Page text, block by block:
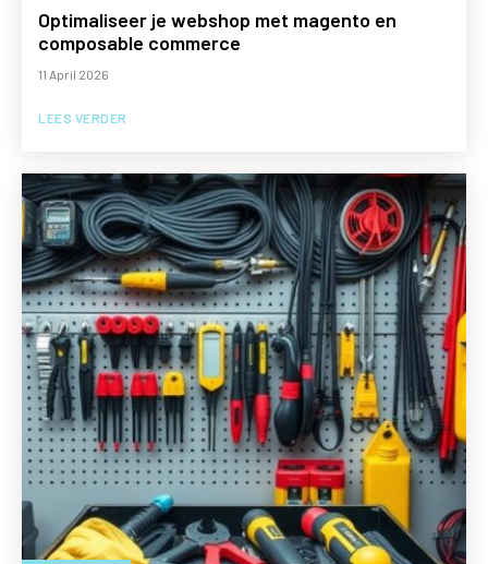
Optimaliseer je webshop met magento en
composable commerce
11 April 2026
LEES VERDER